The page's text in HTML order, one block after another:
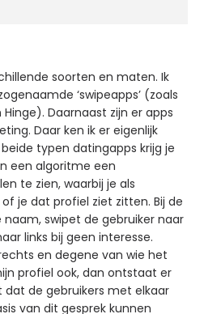
soorten en maten. Ik
‘swipeapps’ (zoals
Daarnaast zijn er apps
Daar ken ik er eigenlijk
typen datingapps krijg je
een algoritme een
te zien, waarbij je als
je dat profiel ziet zitten. Bij de
naam, swipet de gebruiker naar
links bij geen interesse.
en degene van wie het
profiel ook, dan ontstaat er
de gebruikers met elkaar
van dit gesprek kunnen